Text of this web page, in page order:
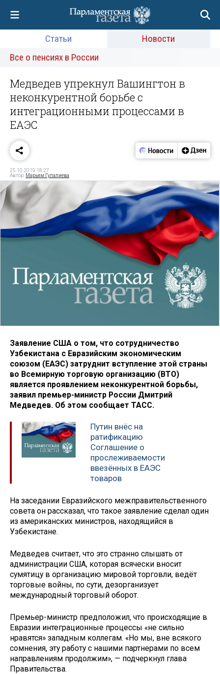
Статьи
Новости
Все о пенсиях в России
Медведев упрекнул Вашингтон в
неконкурентной борьбе с
интеграционными процессами в
ЕАЭС
25.10.2019 18:27
Автор: Марьям Гулалиева
Заявление США о том, что сотрудничество
Узбекистана с Евразийским экономическим
союзом (ЕАЭС) затруднит вступление этой страны
во Всемирную торговую организацию (ВТО)
является проявлением неконкурентной борьбы,
заявил премьер-министр России Дмитрий
Медведев. Об этом сообщает ТАСС.
Путин внёс на
ратификацию
Соглашение о
прослеживаемости
ввезённых в ЕАЭС
товаров
На заседании Евразийского межправительственного
совета он рассказал, что такое заявление сделал один
из американских министров, находящийся в
Узбекистане.
Медведев считает, что это странно слышать от
администрации США, которая всячески вносит
сумятицу в организацию мировой торговли, ведёт
торговые войны, по сути, дезорганизует
международный торговый оборот.
Премьер-министр предположил, что происходящие в
Евразии интеграционные процессы «не сильно
нравятся» западным коллегам. «Но мы, вне всякого
сомнения, эту работу с нашими партнерами по всем
направлениям продолжим», — подчеркнул глава
Правительства.